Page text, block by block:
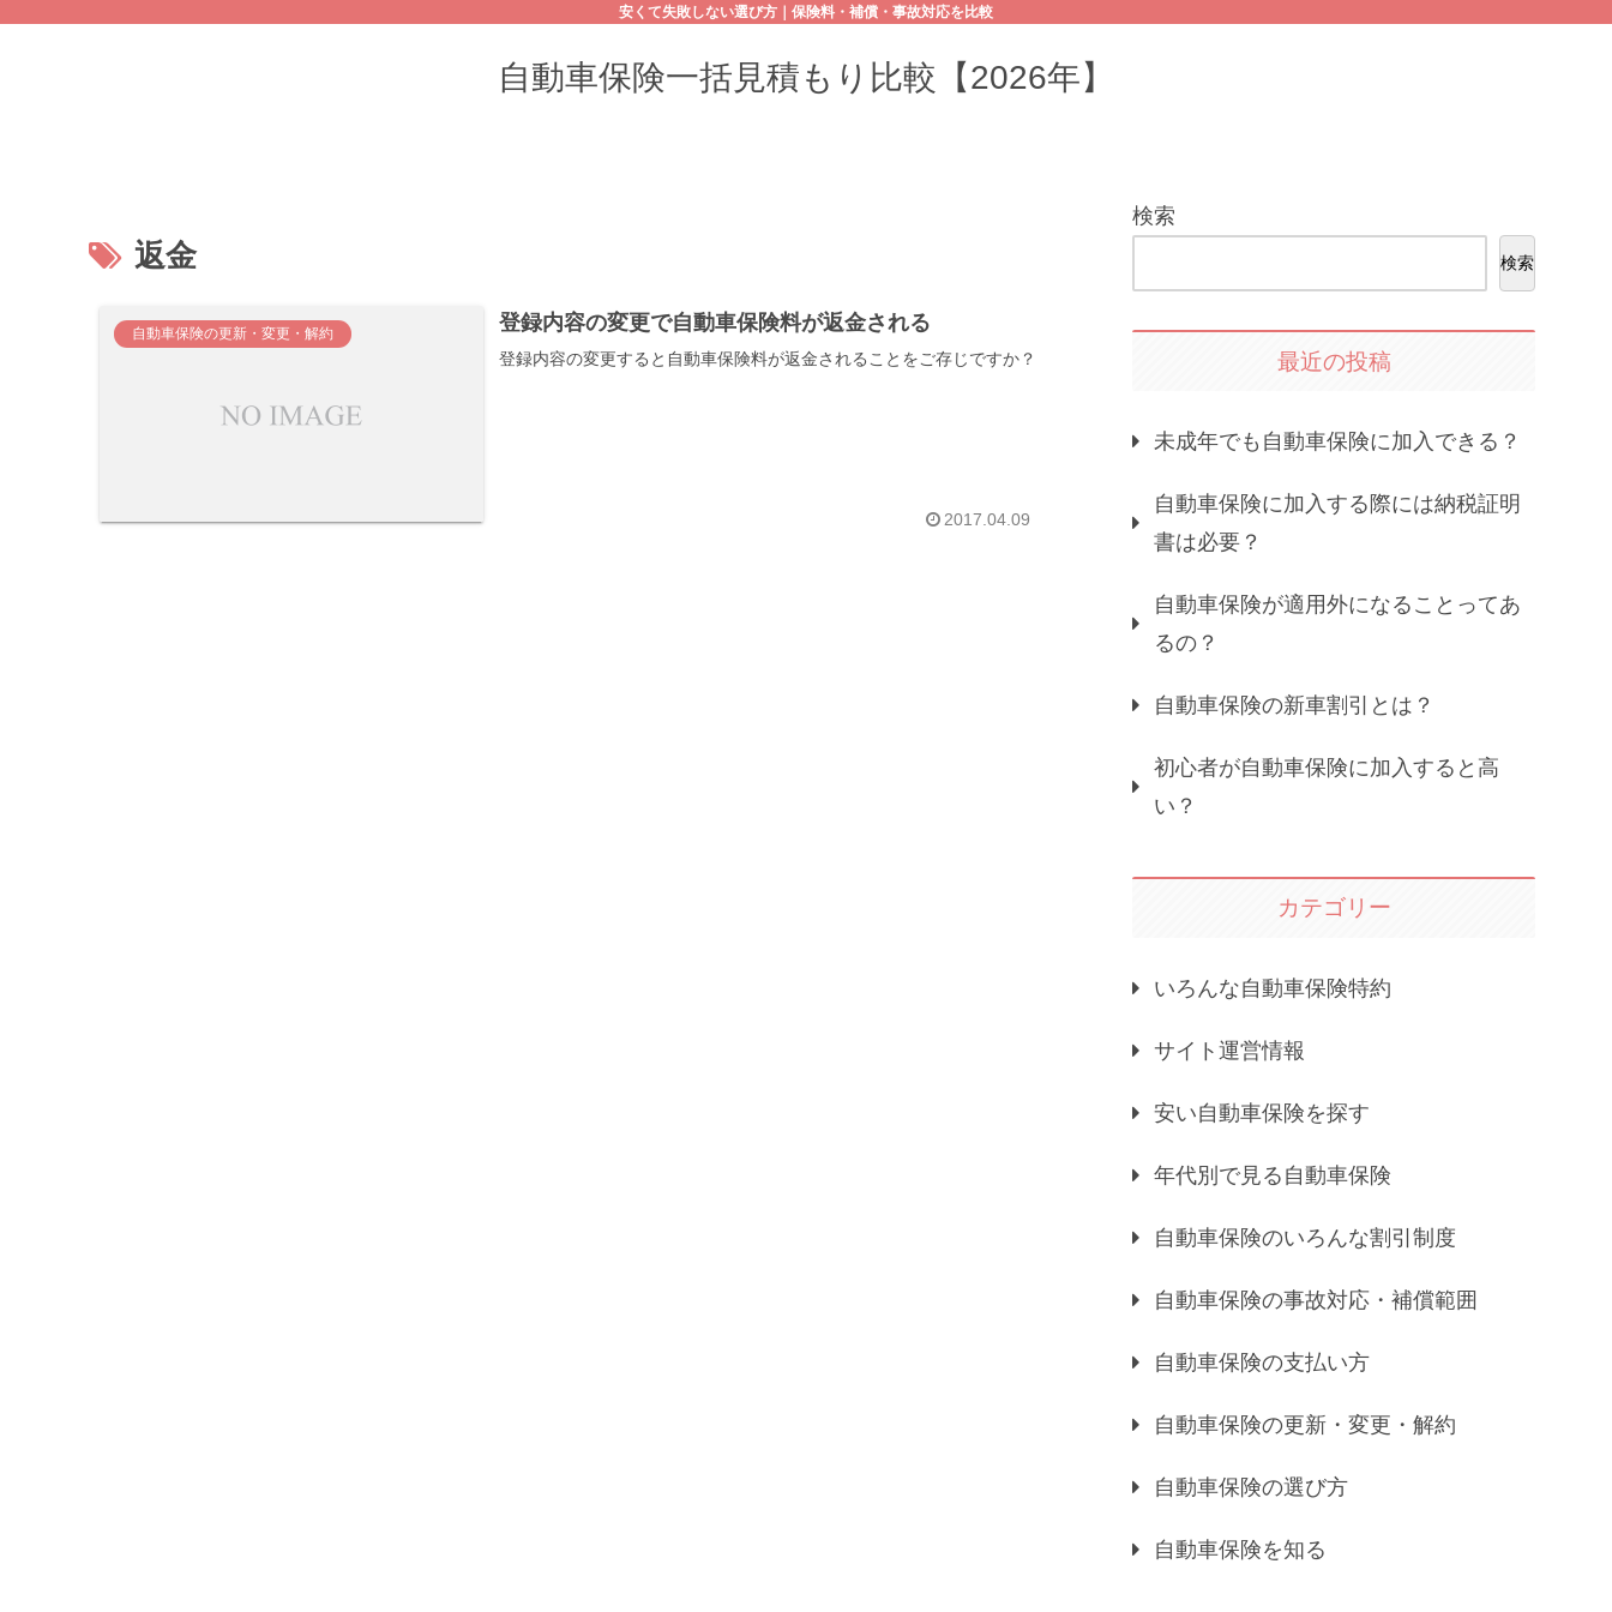
安くて失敗しない選び方｜保険料・補償・事故対応を比較
自動車保険一括見積もり比較【2026年】
返金
自動車保険の更新・変更・解約 登録内容の変更で自動車保険料が返金される
登録内容の変更すると自動車保険料が返金されることをご存じですか？
2017.04.09
検索
検索
最近の投稿
未成年でも自動車保険に加入できる？
自動車保険に加入する際には納税証明
書は必要？
自動車保険が適用外になることってあ
るの？
自動車保険の新車割引とは？
初心者が自動車保険に加入すると高
い？
カテゴリー
いろんな自動車保険特約
サイト運営情報
安い自動車保険を探す
年代別で見る自動車保険
自動車保険のいろんな割引制度
自動車保険の事故対応・補償範囲
自動車保険の支払い方
自動車保険の更新・変更・解約
自動車保険の選び方
自動車保険を知る